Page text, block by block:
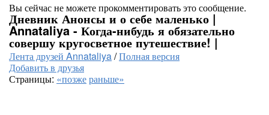
Вы сейчас не можете прокомментировать это сообщение.
Дневник Анонсы и о себе маленько |
Annataliya - Когда-нибудь я обязательно
совершу кругосветное путешествие! |
Лента друзей Annataliya/Полная версия
Добавить в друзья
Страницы: «позжераньше»